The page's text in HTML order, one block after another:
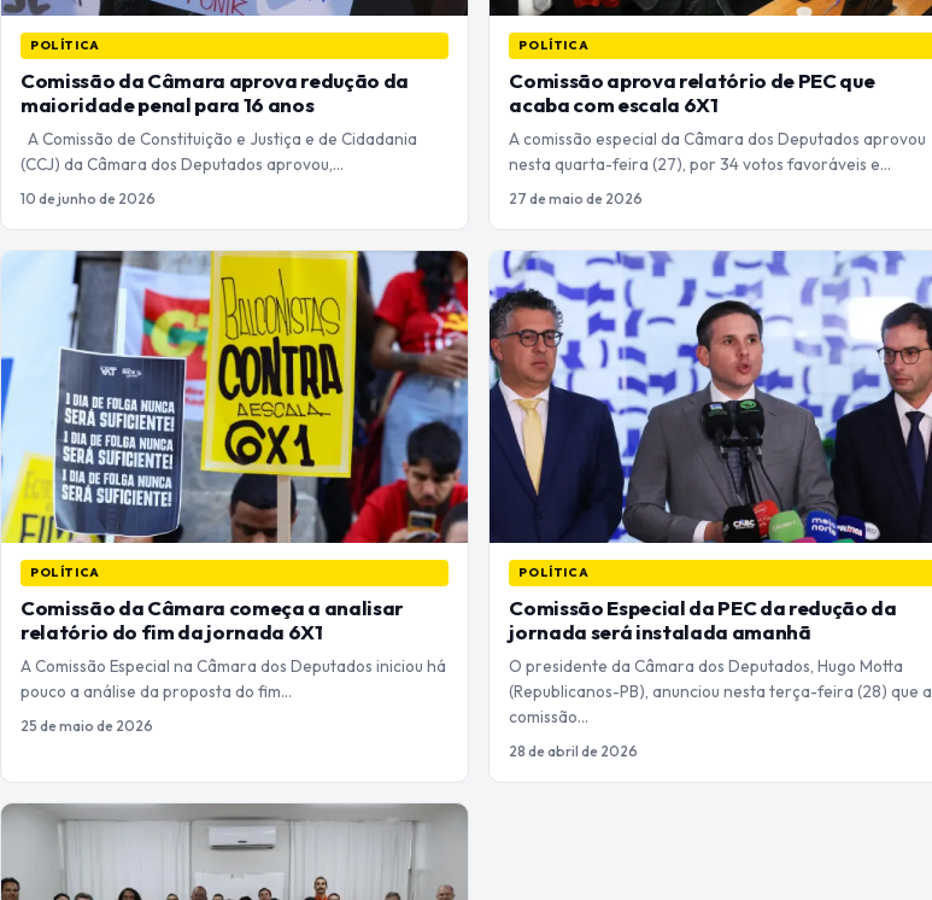
POLÍTICA
Comissão da Câmara aprova redução da
maioridade penal para 16 anos
A Comissão de Constituição e Justiça e de Cidadania
(CCJ) da Câmara dos Deputados aprovou,…
10 de junho de 2026
POLÍTICA
Comissão aprova relatório de PEC que
acaba com escala 6X1
A comissão especial da Câmara dos Deputados aprovou
nesta quarta-feira (27), por 34 votos favoráveis e…
27 de maio de 2026
POLÍTICA
Comissão da Câmara começa a analisar
relatório do fim da jornada 6X1
A Comissão Especial na Câmara dos Deputados iniciou há
pouco a análise da proposta do fim…
25 de maio de 2026
POLÍTICA
Comissão Especial da PEC da redução da
jornada será instalada amanhã
O presidente da Câmara dos Deputados, Hugo Motta
(Republicanos-PB), anunciou nesta terça-feira (28) que a
comissão…
28 de abril de 2026